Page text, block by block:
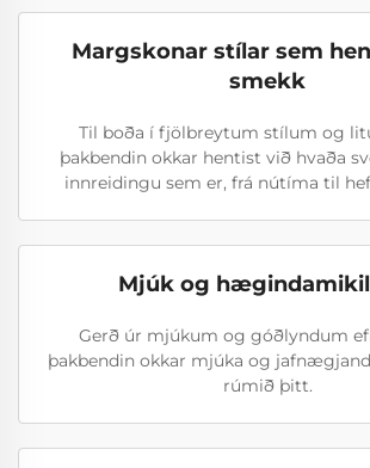
Margskonar stílar sem
smekk
Til boða í fjölbreytum stílum og
þakbendin okkar hentist við hvaða
innreidingu sem er, frá nútíma til
Mjúk og
Gerð úr mjúkum og góðlyndum
þakbendin okkar mjúka og
rúmið þitt.